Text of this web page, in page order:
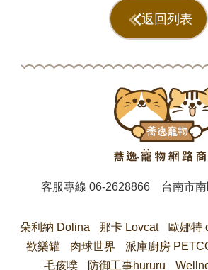
返回列表
客服專線06-2628866 台南市
朵利納 Dolina 那卡 Lovcat 歐娜特
歡樂罐
肉球世界 派庫廚房
毛孩噗
防御工事hururu